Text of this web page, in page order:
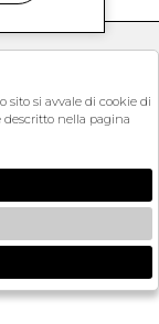
sito si avvale di cookie di
descritto nella pagina